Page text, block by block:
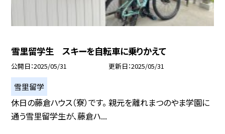
雪里留学生 スキーを自転車に乗りかえて
公開日 2025/05/31 更新日 2025/05/31
雪里留学
休日の藤倉ハウス（寮）です。 親元を離れまつのやま学園に
通う雪里留学生が、藤倉ハ...